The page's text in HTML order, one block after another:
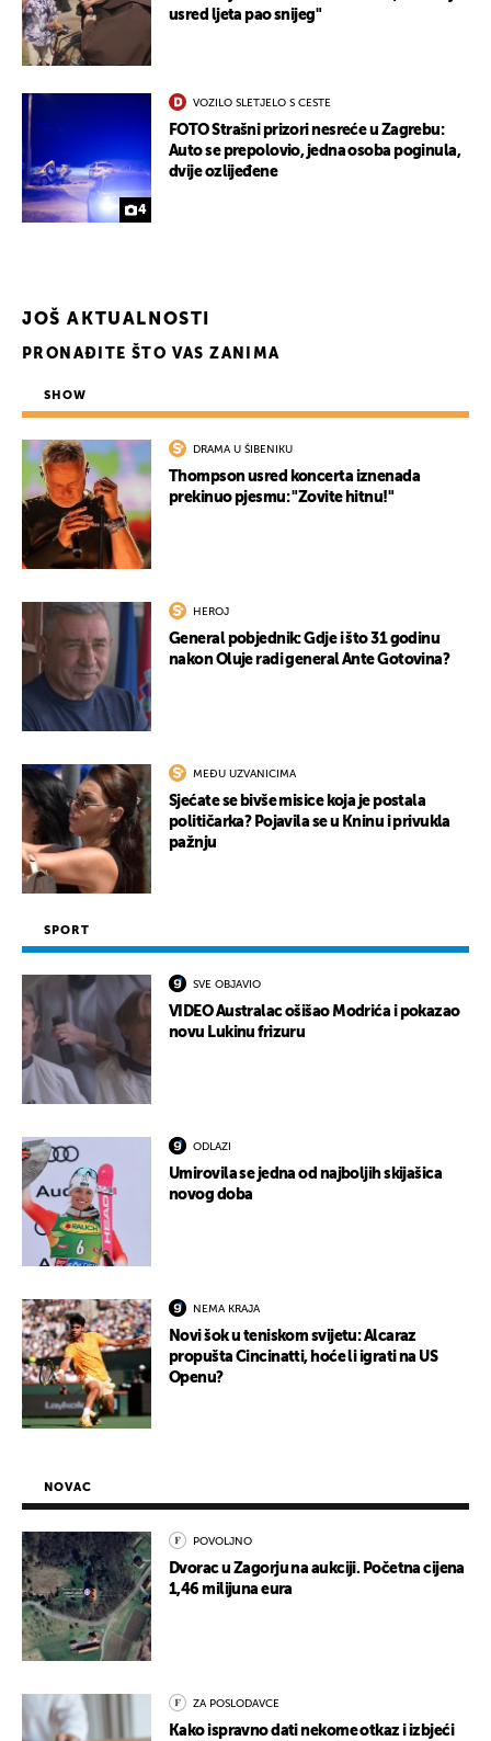
usred ljeta pao snijeg"
4
VOZILO SLETJELO S CESTE
FOTO Strašni prizori nesreće u Zagrebu:
Auto se prepolovio, jedna osoba poginula,
dvije ozlijeđene
JOŠ AKTUALNOSTI
PRONAĐITE ŠTO VAS ZANIMA
SHOW
DRAMA U ŠIBENIKU
Thompson usred koncerta iznenada
prekinuo pjesmu: "Zovite hitnu!"
HEROJ
General pobjednik: Gdje i što 31 godinu
nakon Oluje radi general Ante Gotovina?
MEĐU UZVANICIMA
Sjećate se bivše misice koja je postala
političarka? Pojavila se u Kninu i privukla
pažnju
SPORT
SVE OBJAVIO
VIDEO Australac ošišao Modrića i pokazao
novu Lukinu frizuru
ODLAZI
Umirovila se jedna od najboljih skijašica
novog doba
NEMA KRAJA
Novi šok u teniskom svijetu: Alcaraz
propušta Cincinatti, hoće li igrati na US
Openu?
NOVAC
POVOLJNO
Dvorac u Zagorju na aukciji. Početna cijena
1,46 milijuna eura
ZA POSLODAVCE
Kako ispravno dati nekome otkaz i izbjeći